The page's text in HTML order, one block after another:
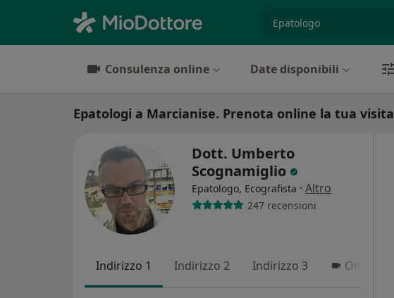
Consulenza online Date disponibili
Epatologi a Marcianise. Prenota online la tua visita
Dott. Umberto
Scognamiglio
Epatologo, Ecografista · Altro
247 recensioni
Indirizzo 1 Indirizzo 2 Indirizzo 3 Online